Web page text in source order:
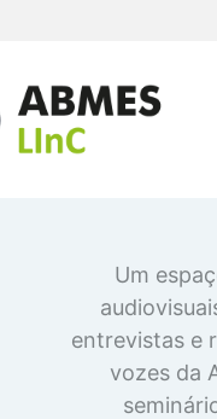
Um
entrevistas e
vozes da